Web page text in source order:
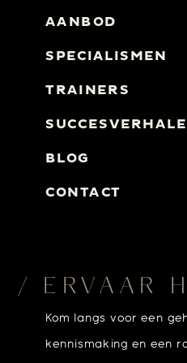
Kom langs voor een
kennismaking en een
/ ERVAAR
CONTACT
BLOG
TRAINERS
SPECIALISMEN
AANBOD